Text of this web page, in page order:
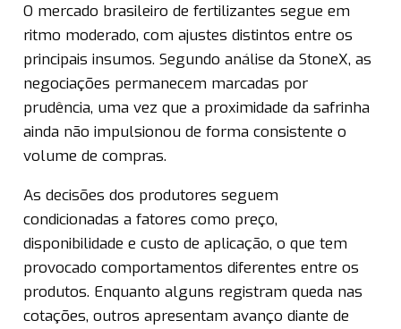
O mercado brasileiro de fertilizantes segue em
ritmo moderado, com ajustes distintos entre os
principais insumos. Segundo análise da StoneX, as
negociações permanecem marcadas por
prudência, uma vez que a proximidade da safrinha
ainda não impulsionou de forma consistente o
volume de compras.
As decisões dos produtores seguem
condicionadas a fatores como preço,
disponibilidade e custo de aplicação, o que tem
provocado comportamentos diferentes entre os
produtos. Enquanto alguns registram queda nas
cotações, outros apresentam avanço diante de